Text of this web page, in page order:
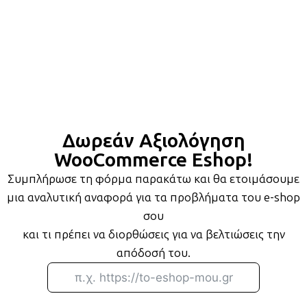
Δωρεάν Αξιολόγηση
WooCommerce Eshop!
Συμπλήρωσε τη φόρμα παρακάτω και θα ετοιμάσουμε
μια αναλυτική αναφορά για τα προβλήματα του e-shop
σου
και τι πρέπει να διορθώσεις για να βελτιώσεις την
απόδοσή του.